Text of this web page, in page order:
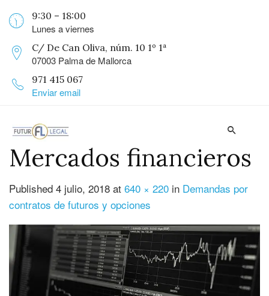
9:30 – 18:00
Lunes a viernes
C/ De Can Oliva, núm. 10 1º 1ª
07003 Palma de Mallorca
971 415 067
Enviar email
Mercados financieros
Published 4 julio, 2018 at 640 × 220 in Demandas por
contratos de futuros y opciones